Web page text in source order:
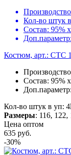
Кол-во штук
Состав: 95%
Доп.параметр:
Костюм, арт.: CTC
Состав: 95%
Доп.параметр:
Кол-во штук в уп: 4
Размеры: 116, 122,
Цена оптом
635 руб.
-30%